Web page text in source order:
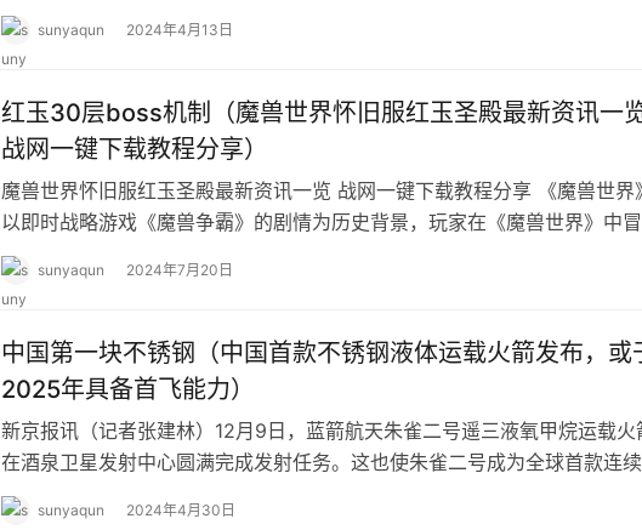
营，那么装备可不能少，目前只有野餐垫和之前买的…
sunyaqun 2024年4月13日
红玉30层boss机制（魔兽世界怀旧服红玉圣殿最新资讯一
战网一键下载教程分享）
魔兽世界怀旧服红玉圣殿最新资讯一览 战网一键下载教程分享 《魔兽世界
以即时战略游戏《魔兽争霸》的剧情为历史背景，玩家在《魔兽世界》中冒
险、完成任务、探索未知的世界、征服怪物等。…
sunyaqun 2024年7月20日
中国第一块不锈钢（中国首款不锈钢液体运载火箭发布，或
2025年具备首飞能力）
新京报讯（记者张建林）12月9日，蓝箭航天朱雀二号遥三液氧甲烷运载火
在酒泉卫星发射中心圆满完成发射任务。这也使朱雀二号成为全球首款连续
稳定发射成功的液氧甲烷火箭。当天，蓝箭航天…
sunyaqun 2024年4月30日